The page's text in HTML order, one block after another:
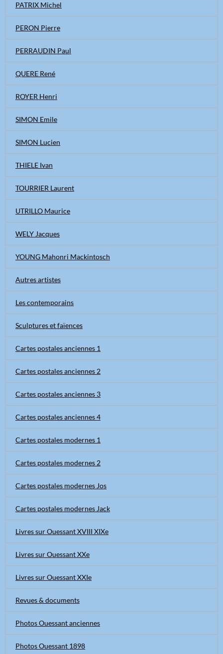
PATRIX Michel
PERON Pierre
PERRAUDIN Paul
QUERE René
ROYER Henri
SIMON Emile
SIMON Lucien
THIELE Ivan
TOURRIER Laurent
UTRILLO Maurice
WELY Jacques
YOUNG Mahonri Mackintosch
Autres artistes
Les contemporains
Sculptures et faïences
Cartes postales anciennes 1
Cartes postales anciennes 2
Cartes postales anciennes 3
Cartes postales anciennes 4
Cartes postales modernes 1
Cartes postales modernes 2
Cartes postales modernes Jos
Cartes postales modernes Jack
Livres sur Ouessant XVIII XIXe
Livres sur Ouessant XXe
Livres sur Ouessant XXIe
Revues & documents
Photos Ouessant anciennes
Photos Ouessant 1898